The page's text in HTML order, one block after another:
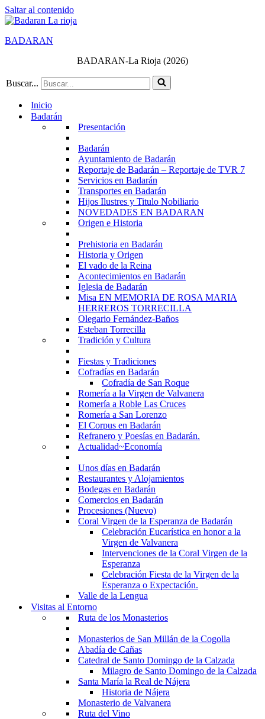
Saltar al contenido
BADARAN
BADARAN-La Rioja (2026)
Buscar...
Inicio
Badarán
Presentación
Badarán
Ayuntamiento de Badarán
Reportaje de Badarán – Reportaje de TVR 7
Servicios en Badarán
Transportes en Badarán
Hijos Ilustres y Titulo Nobiliario
NOVEDADES EN BADARAN
Origen e Historia
Prehistoria en Badarán
Historia y Origen
El vado de la Reina
Acontecimientos en Badarán
Iglesia de Badarán
Misa EN MEMORIA DE ROSA MARIA
HERREROS TORRECILLA
Olegario Fernández-Baños
Esteban Torrecilla
Tradición y Cultura
Fiestas y Tradiciones
Cofradías en Badarán
Cofradía de San Roque
Romería a la Virgen de Valvanera
Romería a Roble Las Cruces
Romería a San Lorenzo
El Corpus en Badarán
Refranero y Poesías en Badarán.
Actualidad~Economía
Unos días en Badarán
Restaurantes y Alojamientos
Bodegas en Badarán
Comercios en Badarán
Procesiones (Nuevo)
Coral Virgen de la Esperanza de Badarán
Celebración Eucarística en honor a la
Virgen de Valvanera
Intervenciones de la Coral Virgen de la
Esperanza
Celebración Fiesta de la Virgen de la
Esperanza o Expectación.
Valle de la Lengua
Visitas al Entorno
Ruta de los Monasterios
Monasterios de San Millán de la Cogolla
Abadía de Cañas
Catedral de Santo Domingo de la Calzada
Milagro de Santo Domingo de la Calzada
Santa María la Real de Nájera
Historia de Nájera
Monasterio de Valvanera
Ruta del Vino